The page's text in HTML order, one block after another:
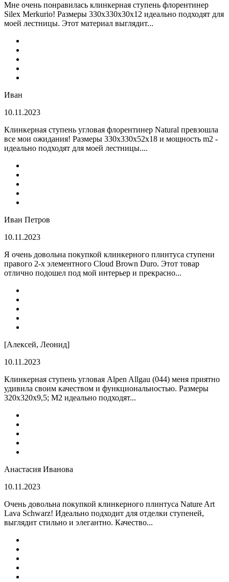
Мне очень понравилась клинкерная ступень флорентинер
Silex Merkurio! Размеры 330х330х30х12 идеально подходят для
моей лестницы. Этот материал выглядит...
Иван
10.11.2023
Клинкерная ступень угловая флорентинер Natural превзошла
все мои ожидания! Размеры 330х330х52х18 и мощность m2 -
идеально подходят для моей лестницы....
Иван Петров
10.11.2023
Я очень довольна покупкой клинкерного плинтуса ступени
правого 2-х элементного Cloud Brown Duro. Этот товар
отлично подошел под мой интерьер и прекрасно...
[Алексей, Леонид]
10.11.2023
Клинкерная ступень угловая Alpen Allgau (044) меня приятно
удивила своим качеством и функциональностью. Размеры
320x320x9,5; M2 идеально подходят...
Анастасия Иванова
10.11.2023
Очень довольна покупкой клинкерного плинтуса Nature Art
Lava Schwarz! Идеально подходит для отделки ступеней,
выглядит стильно и элегантно. Качество...